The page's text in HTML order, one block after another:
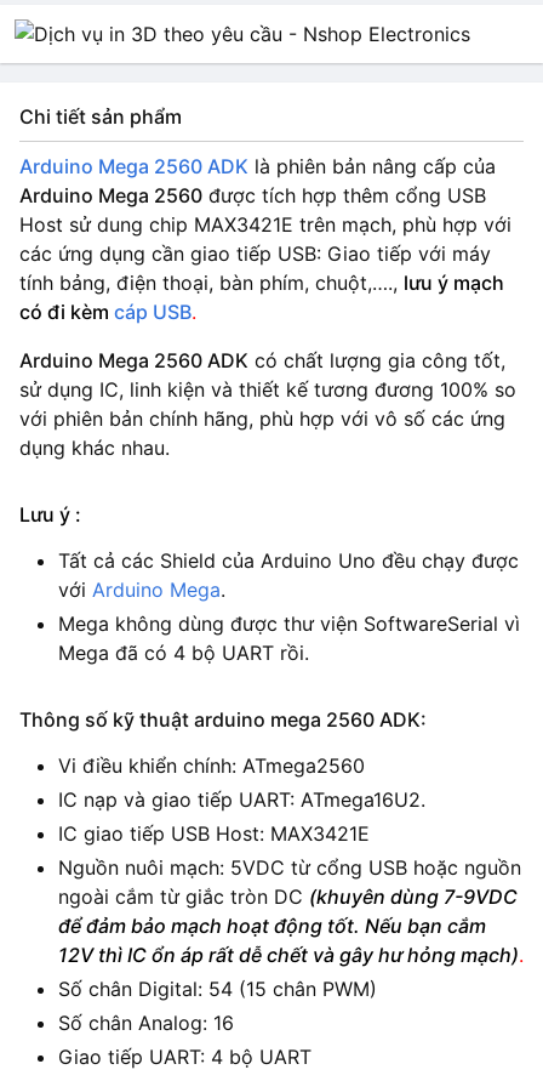
Chi tiết sản phẩm
Arduino Mega 2560 ADK là phiên bản nâng cấp của
Arduino Mega 2560 được tích hợp thêm cổng USB
Host sử dung chip MAX3421E trên mạch, phù hợp với
các ứng dụng cần giao tiếp USB: Giao tiếp với máy
tính bảng, điện thoại, bàn phím, chuột,…., lưu ý mạch
có đi kèm cáp USB.
Arduino Mega 2560 ADK có chất lượng gia công tốt,
sử dụng IC, linh kiện và thiết kế tương đương 100% so
với phiên bản chính hãng, phù hợp với vô số các ứng
dụng khác nhau.
Lưu ý :
Tất cả các Shield của Arduino Uno đều chạy được
với Arduino Mega.
Mega không dùng được thư viện SoftwareSerial vì
Mega đã có 4 bộ UART rồi.
Thông số kỹ thuật arduino mega 2560 ADK:
Vi điều khiển chính: ATmega2560
IC nạp và giao tiếp UART: ATmega16U2.
IC giao tiếp USB Host: MAX3421E
Nguồn nuôi mạch: 5VDC từ cổng USB hoặc nguồn
ngoài cắm từ giắc tròn DC (khuyên dùng 7-9VDC
để đảm bảo mạch hoạt động tốt. Nếu bạn cắm
12V thì IC ổn áp rất dễ chết và gây hư hỏng mạch).
Số chân Digital: 54 (15 chân PWM)
Số chân Analog: 16
Giao tiếp UART: 4 bộ UART